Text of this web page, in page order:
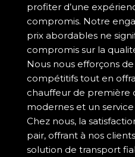
profiter d’une
compromis. Notre
prix abordables ne
compromis sur la
Nous nous efforçons
compétitifs tout en
chauffeur de première
modernes et un
Chez nous, la
pair, offrant à nos
solution de transport